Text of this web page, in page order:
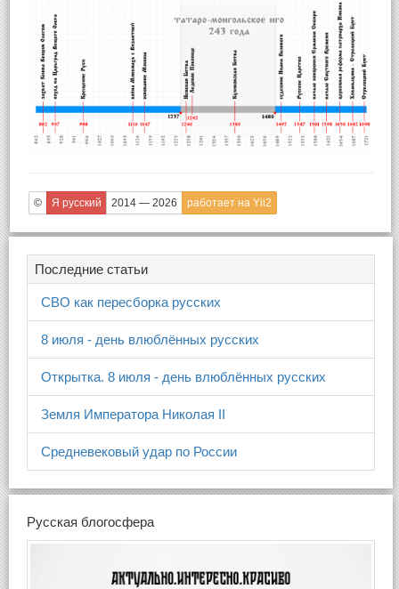
© Я русский 2014 — 2026 работает на Yii2
Последние статьи
СВО как пересборка русских
8 июля - день влюблённых русских
Открытка. 8 июля - день влюблённых русских
Земля Императора Николая II
Средневековый удар по России
Русская блогосфера